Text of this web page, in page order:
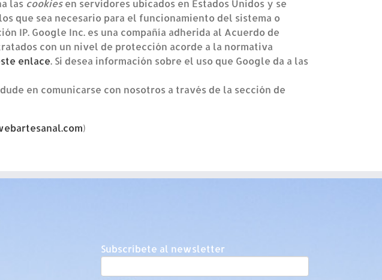
las cookiesen servidores ubicados en Estados Unidos y se
que sea necesario para el funcionamiento del sistema o
IP. Google Inc. es una compañía adherida al Acuerdo de
con un nivel de protección acorde a la normativa
enlace. Si desea información sobre el uso que Google da a las
en comunicarse con nosotros a través de la sección de
)
Subscríbete al newsletter